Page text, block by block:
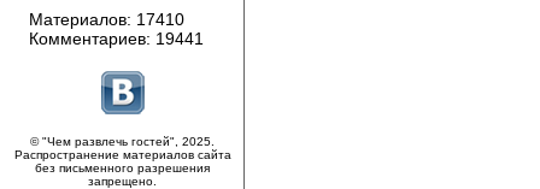
Материалов: 17410
Комментариев: 19441
© "Чем развлечь гостей", 2025.
Распространение материалов сайта
без письменного разрешения
запрещено.